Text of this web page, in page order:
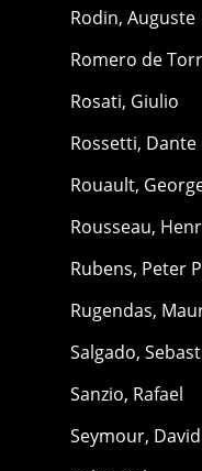
Rodin, Auguste
Romero de
Rosati, Giulio
Rossetti, Dante
Rouault,
Rousseau,
Rubens, Peter
Rugendas,
Salgado,
Sanzio, Rafael
Seymour, David